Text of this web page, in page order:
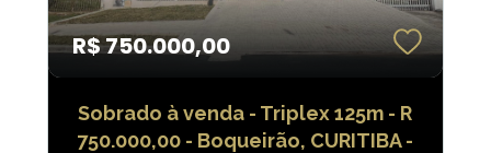
R$ 750.000,00
Sobrado à venda - Triplex 125m - R
750.000,00 - Boqueirão, CURITIBA -